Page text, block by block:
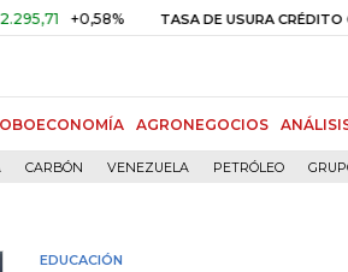
+0,58% TASA DE USURA CRÉDITO
AGRONEGOCIOS
CARBÓN VENEZUELA PETRÓLEO
EDUCACIÓN